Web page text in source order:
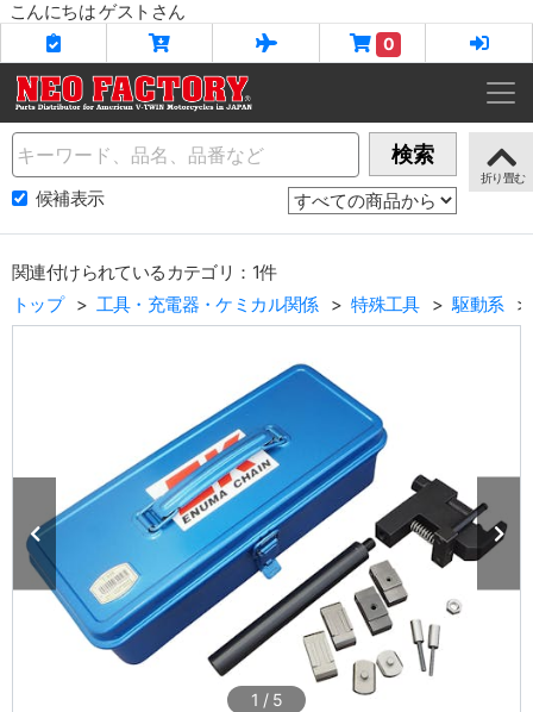
こんにちは ゲストさん
0
Name 検索
候補表示
関連付けられているカテゴリ：1件
トップ
工具・充電器・ケミカル関係 特殊工具 駆動系
1 / 5